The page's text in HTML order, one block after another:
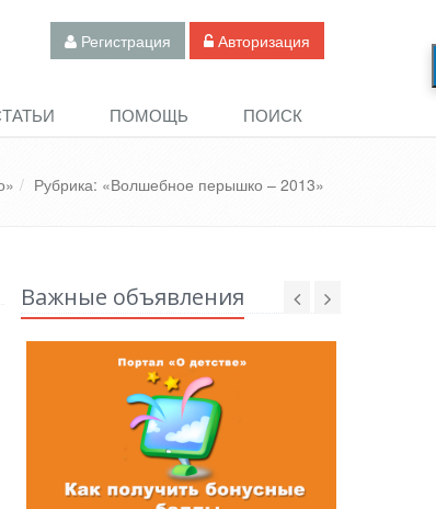
Регистрация Авторизация
ПОМОЩЬ ПОИСК
Рубрика: «Волшебное перышко – 2013»
Важные объявления